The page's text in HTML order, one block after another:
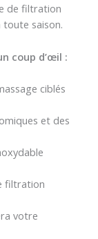
de filtration
saison.
coup d’œil :
ciblés
et des
filtration
votre